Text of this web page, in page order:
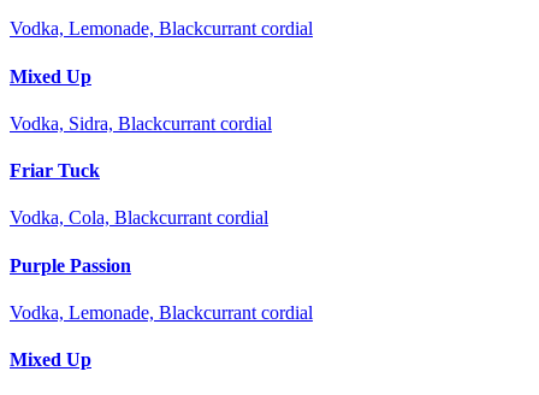
Vodka, Lemonade, Blackcurrant cordial
Mixed Up
Vodka, Sidra, Blackcurrant cordial
Friar Tuck
Vodka, Cola, Blackcurrant cordial
Purple Passion
Vodka, Lemonade, Blackcurrant cordial
Mixed Up